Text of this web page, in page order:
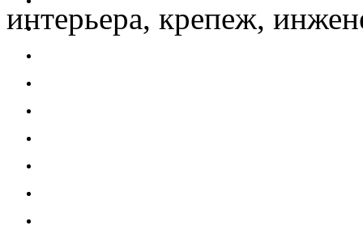
интерьера, крепеж,